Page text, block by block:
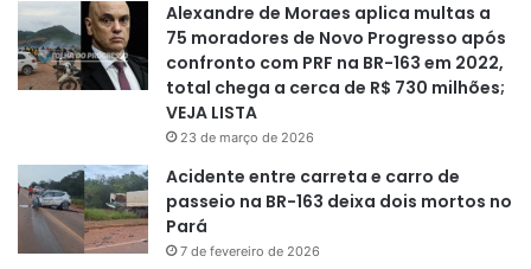
Alexandre de Moraes aplica multas a
75 moradores de Novo Progresso após
confronto com PRF na BR-163 em 2022,
total chega a cerca de R$ 730 milhões;
VEJA LISTA
23 de março de 2026
Acidente entre carreta e carro de
passeio na BR-163 deixa dois mortos no
Pará
7 de fevereiro de 2026